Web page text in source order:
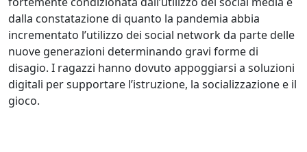
dalla constatazione di quanto la pandemia abbia
incrementato l’utilizzo dei social network da parte delle
nuove generazioni determinando gravi forme di
disagio. I ragazzi hanno dovuto appoggiarsi a soluzioni
digitali per supportare l’istruzione, la socializzazione e il
gioco.